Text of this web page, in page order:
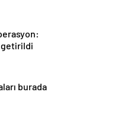
getirildi
burada